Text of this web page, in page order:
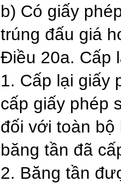
b) Có giấy
trúng đấu giá
Điều 20a. Cấp
1. Cấp lại giấy
cấp giấy phép
đối với toàn
băng tần đã
2. Băng tần